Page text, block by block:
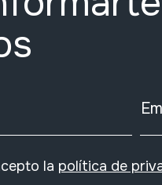
la política de